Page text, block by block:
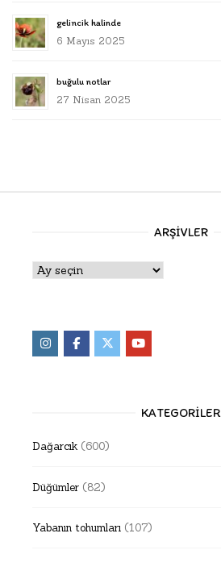
gelincik halinde
6 Mayıs 2025
buğulu notlar
27 Nisan 2025
ARŞIVLER
Arşivler
KATEGORILER
Dağarcık (600)
Düğümler (82)
Yabanın tohumları (107)